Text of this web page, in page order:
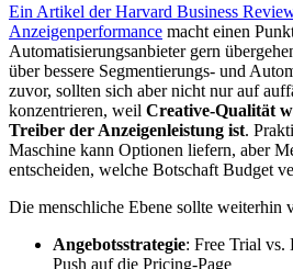
Ein Artikel der Harvard Business
Anzeigenperformance macht einen
Automatisierungsanbieter gern
über bessere Segmentierungs- und
zuvor, sollten sich aber nicht nur auf
konzentrieren, weil Creative-Qualität
Treiber der Anzeigenleistung ist.
Maschine kann Optionen liefern, aber
entscheiden, welche Botschaft Budget
Die menschliche Ebene sollte weiterhin
Angebotsstrategie: Free Trial vs.
Push auf die Pricing-Page